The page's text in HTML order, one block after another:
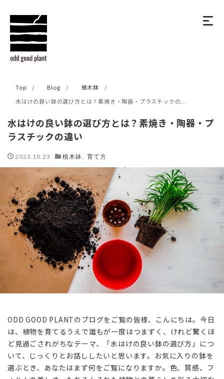
Top Blog
植木鉢
水はけの良い鉢の選び方とは？素焼き・陶器・プラスチックの...
水はけの良い鉢の選び方とは？素焼き・陶器・プ
ラスチックの違い
2023.10.23 植木鉢 ,育て方
ODD GOOD PLANTのブログをご覧の皆様、こんにちは。今日
は、植物を育てるうえで誰もが一度はつまずく、けれど驚くほ
ど見過ごされがちなテーマ、「水はけの良い鉢の選び方」につ
いて、じっくりとお話ししたいと思います。お気に入りの鉢を
選ぶとき、あなたはまず何をご覧になりますか。色、質感、フ